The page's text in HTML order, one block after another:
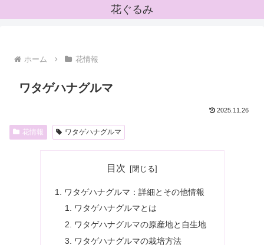
花ぐるみ
ホーム 花情報
ワタゲハナグルマ
2025.11.26
花情報 ワタゲハナグルマ
目次
ワタゲハナグルマ：詳細とその他情報
ワタゲハナグルマとは
ワタゲハナグルマの原産地と自生地
ワタゲハナグルマの栽培方法